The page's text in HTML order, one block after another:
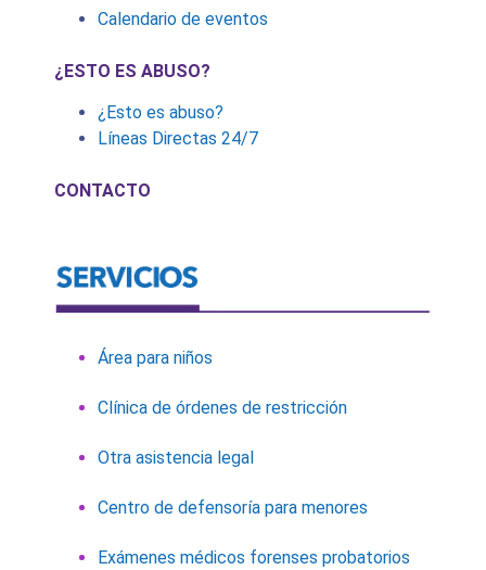
Calendario de eventos
¿ESTO ES ABUSO?
¿Esto es abuso?
Líneas Directas 24/7
CONTACTO
Área para niños
Clínica de órdenes de restricción
Otra asistencia legal
Centro de defensoría para menores
Exámenes médicos forenses probatorios